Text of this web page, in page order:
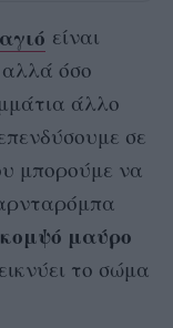
είναι
αλλά όσο
άλλο
σε
μπορούμε να
κομψό μαύρο
το σώμα